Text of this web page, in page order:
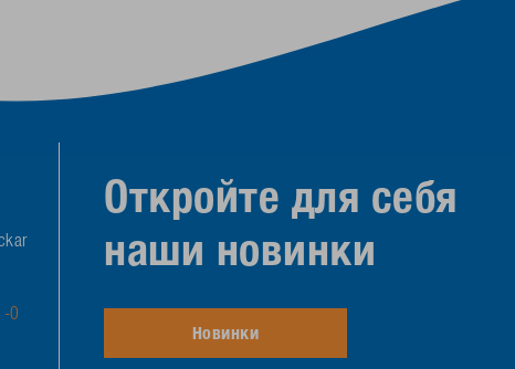
0
Откройте для себя
наши новинки
Новинки